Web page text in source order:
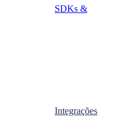
SDKs &
Integrações